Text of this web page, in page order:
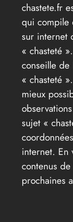
chastete.fr
qui compile
sur internet
« chasteté
conseille
« chasteté
mieux
sujet «
internet. En
contenus
prochaines